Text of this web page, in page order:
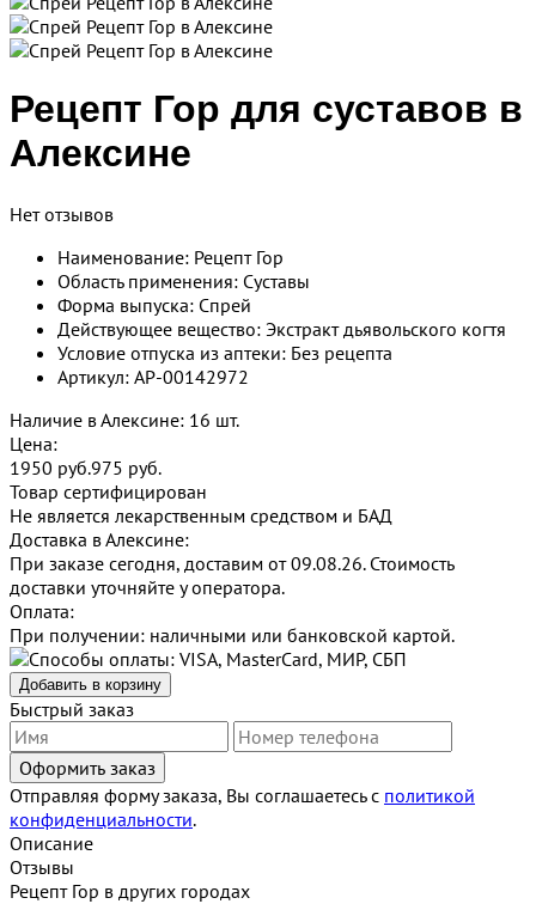
Рецепт Гор для суставов в
Алексине
Нет отзывов
Наименование: Рецепт Гор
Область применения: Суставы
Форма выпуска: Спрей
Действующее вещество: Экстракт дьявольского когтя
Условие отпуска из аптеки: Без рецепта
Артикул: AP-00142972
Наличие в Алексине: 16 шт.
Цена:
1950 руб.975 руб.
Товар сертифицирован
Не является лекарственным средством и БАД
Доставка в Алексине:
При заказе сегодня, доставим от 09.08.26. Стоимость
доставки уточняйте у оператора.
Оплата:
При получении: наличными или банковской картой.
Добавить в корзину
Быстрый заказ
Отправляя форму заказа, Вы соглашаетесь с политикой
конфиденциальности.
Описание
Отзывы
Рецепт Гор в других городах